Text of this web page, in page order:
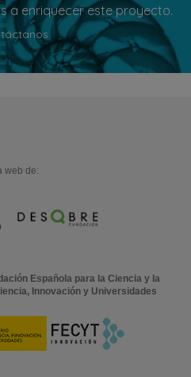
a enriquecer este proyecto.
web de:
Española para la Ciencia y la
Innovación y Universidades